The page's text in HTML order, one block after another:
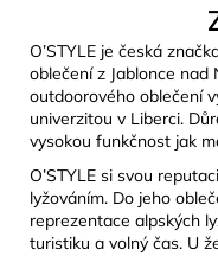
O’STYLE je česká
oblečení z Jablonce nad
outdoorového oblečení
univerzitou v Liberci.
vysokou funkčnost jak
O’STYLE si svou
lyžováním. Do jeho
reprezentace alpských
turistiku a volný čas. U